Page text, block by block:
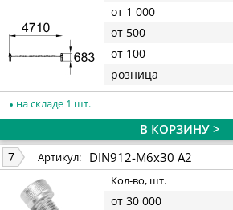
от 1 000
от 500
от 100
розница
на складе 1 шт.
В КОРЗИНУ >
7 Артикул: DIN912-M6x30 A2
Кол-во, шт.
от 30 000